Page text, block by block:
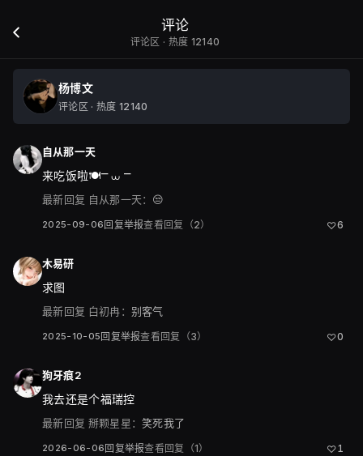
评论
评论区 · 热度 12140
杨博文
评论区 · 热度 12140
自从那一天
来吃饭啦🍽️⎻ ⩊ ⎻
最新回复 自从那一天： 😒
2025-09-06 回复举报查看回复（2） ♡6
木易研
求图
最新回复 白初冉： 别客气
2025-10-05 回复举报查看回复（3） ♡0
狗牙痕2
我去还是个福瑞控
最新回复 掰颗星星：笑死我了
2026-06-06 回复举报查看回复（1） ♡1